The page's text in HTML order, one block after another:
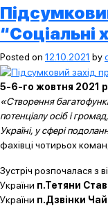
“Соціальні
Posted on 12.10.2021 by
5-6-го жовтня 2021
«Створення
потенціалу осіб і
Україні, у сфері
фахівці чотирьох
Зустріч розпочалася з
України п.Тетяни
України п.Дзвінки